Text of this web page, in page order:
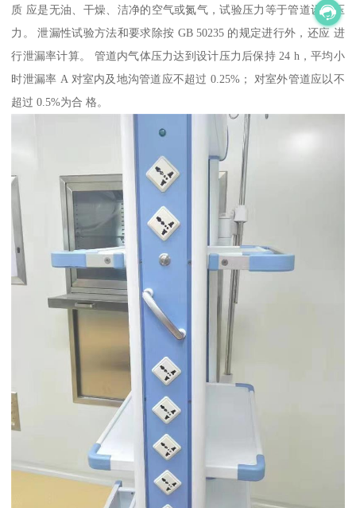
质 应是无油、干燥、洁净的空气或氮气，试验压力等于管道设计压
力。 泄漏性试验方法和要求除按 GB 50235 的规定进行外，还应 进
行泄漏率计算。 管道内气体压力达到设计压力后保持 24 h，平均小
时泄漏率 A 对室内及地沟管道应不超过 0.25%； 对室外管道应以不
超过 0.5%为合 格。